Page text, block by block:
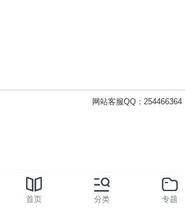
网站客服QQ：254466364
首页 分类 专题